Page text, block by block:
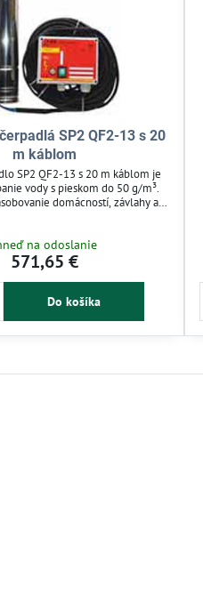
SP2 QF2-13 s 20
m káblom
SP2 QF2-13 s 20 m káblom je
vody s pieskom do 50 g/m³.
domácností, závlahy a
riešenie pre zavlažovanie a
domáce použitie.
na odoslanie
571,65 €
Do košíka